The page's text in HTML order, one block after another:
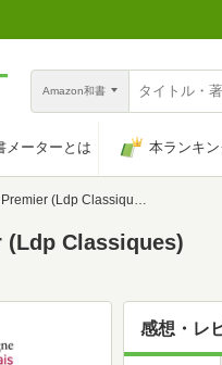
Amazon和書
メーターとは 本ランキ
(Ldp Classiques)
Classiques)
感想・レ